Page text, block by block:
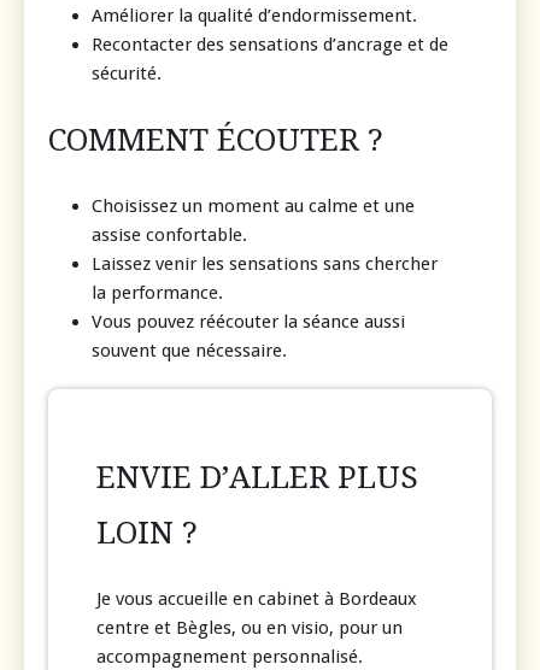
Améliorer la qualité d’endormissement.
Recontacter des sensations d’ancrage et de
sécurité.
COMMENT ÉCOUTER ?
Choisissez un moment au calme et une
assise confortable.
Laissez venir les sensations sans chercher
la performance.
Vous pouvez réécouter la séance aussi
souvent que nécessaire.
ENVIE D’ALLER PLUS
LOIN ?
Je vous accueille en cabinet à Bordeaux
centre et Bègles, ou en visio, pour un
accompagnement personnalisé.